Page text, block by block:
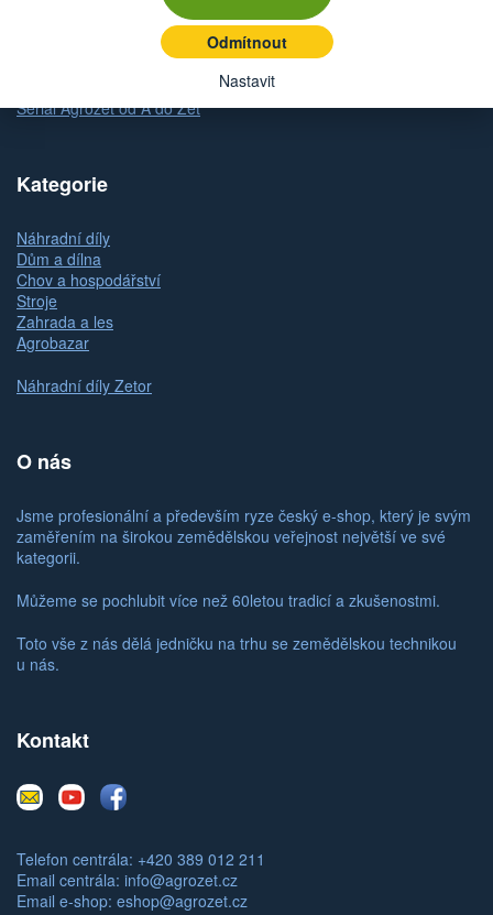
Odmítnout
Nastavit
Seriál Agrozet od A do Zet
Kategorie
Náhradní díly
Dům a dílna
Chov a hospodářství
Stroje
Zahrada a les
Agrobazar
Náhradní díly Zetor
O nás
Jsme profesionální a především ryze český e-shop, který je svým
zaměřením na širokou zemědělskou veřejnost největší ve své
kategorii.
Můžeme se pochlubit více než 60letou tradicí a zkušenostmi.
Toto vše z nás dělá jedničku na trhu se zemědělskou technikou
u nás.
Kontakt
E-
mail
YoutubeFacebook
Telefon centrála: +420 389 012 211
Email centrála: info@agrozet.cz
Email e-shop: eshop@agrozet.cz